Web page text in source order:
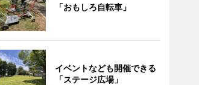
「おもしろ自転車」
イベントなども開催できる
「ステージ広場」